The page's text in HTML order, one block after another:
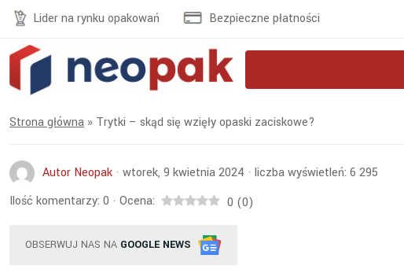
Lider na rynku opakowań Bezpieczne płatności
Strona główna » Trytki – skąd się wzięły opaski zaciskowe?
Autor Neopak · wtorek, 9 kwietnia 2024 · liczba wyświetleń: 6 295
Ilość komentarzy: 0 · Ocena: 0 (0)
OBSERWUJ NAS NA GOOGLE NEWS